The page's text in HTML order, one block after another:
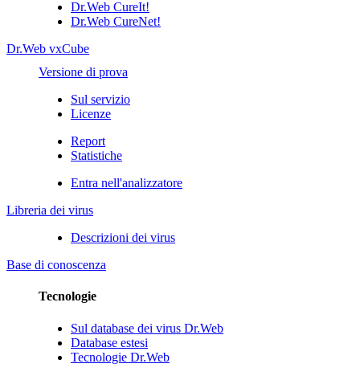
Dr.Web CureIt!
Dr.Web CureNet!
Dr.Web vxCube
Versione di prova
Sul servizio
Licenze
Report
Statistiche
Entra nell'analizzatore
Libreria dei virus
Descrizioni dei virus
Base di conoscenza
Tecnologie
Sul database dei virus Dr.Web
Database estesi
Tecnologie Dr.Web